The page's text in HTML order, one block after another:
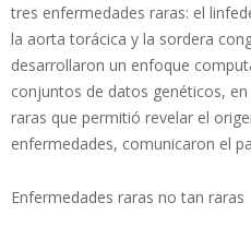
tres enfermedades raras: el
la aorta torácica y la sordera
desarrollaron un enfoque
conjuntos de datos genéticos,
raras que permitió revelar el
enfermedades, comunicaron el
Enfermedades raras no tan raras